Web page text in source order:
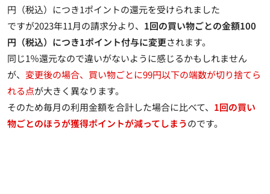
円（税込）につき1ポイントの還元を受けられました
ですが2023年11月の請求分より、 1回の買い物ごとの金額100
円（税込）につき1ポイント付与に変更されます。
同じ1％還元なので違いがないように感じるかもしれません
が、 変更後の場合、買い物ごとに99円以下の端数が切り捨てら
れる点が大きく異なります。
そのため毎月の利用金額を合計した場合に比べて、 1回の買い
物ごとのほうが獲得ポイントが減ってしまうのです。